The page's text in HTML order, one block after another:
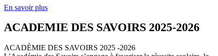
En savoir plus
ACADEMIE DES SAVOIRS 2025-2026
ACADÉMIE DES SAVOIRS 2025 -2026